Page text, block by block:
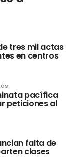
tres mil actas
en centros
pacífica
peticiones al
falta de
clases